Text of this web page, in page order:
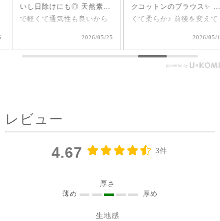
いし日除けにも◎ 天然素材
で軽くて通気性も良いから
フェアトレード #fairtrade #
2026/05/25
クコットンのブラウス✨ 軽
くて柔らか♪ 前後を変えて
で可愛いいけど、刺繍面を
前にした時はリネンジレと
クが明るく優しい雰囲気に
🔶 OC2wayピンタックノー
2026/05/17
レビュー
4.67 3件
厚さ
薄め 厚め
生地感